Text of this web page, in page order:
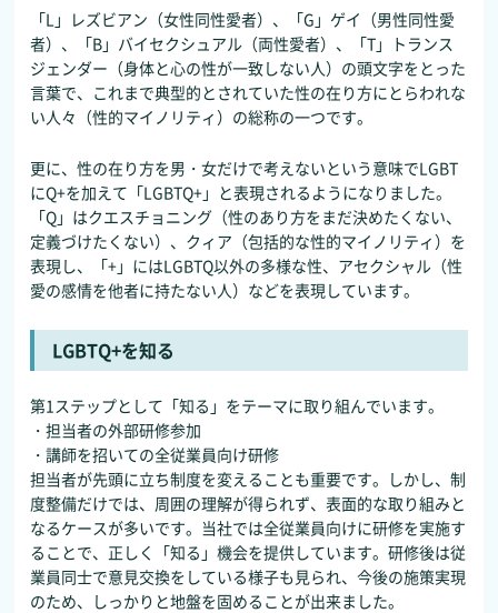
「L」レズビアン（女性同性愛者）、「G」ゲイ（男性同性愛
者）、「B」バイセクシュアル（両性愛者）、「T」トランス
ジェンダー（身体と心の性が一致しない人）の頭文字をとった
言葉で、これまで典型的とされていた性の在り方にとらわれな
い人々（性的マイノリティ）の総称の一つです。
更に、性の在り方を男・女だけで考えないという意味でLGBT
にQ+を加えて「LGBTQ+」と表現されるようになりました。
「Q」はクエスチョニング（性のあり方をまだ決めたくない、
定義づけたくない）、クィア（包括的な性的マイノリティ）を
表現し、「+」にはLGBTQ以外の多様な性、アセクシャル（性
愛の感情を他者に持たない人）などを表現しています。
LGBTQ+を知る
第1ステップとして「知る」をテーマに取り組んでいます。
・担当者の外部研修参加
・講師を招いての全従業員向け研修
担当者が先頭に立ち制度を変えることも重要です。しかし、制
度整備だけでは、周囲の理解が得られず、表面的な取り組みと
なるケースが多いです。当社では全従業員向けに研修を実施す
ることで、正しく「知る」機会を提供しています。研修後は従
業員同士で意見交換をしている様子も見られ、今後の施策実現
のため、しっかりと地盤を固めることが出来ました。